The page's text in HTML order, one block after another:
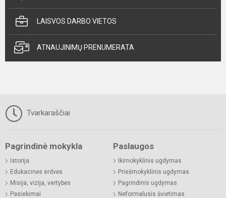
LAISVOS DARBO VIETOS
ATNAUJINIMŲ PRENUMERATA
Tvarkaraščiai
Pagrindinė mokykla
Istorija
Edukacinės erdvės
Misija, vizija, vertybės
Pasiekimai
Paslaugos
Ikimokyklinis ugdymas
Priešmokyklinis ugdymas
Pagrindinis ugdymas
Neformalusis švietimas